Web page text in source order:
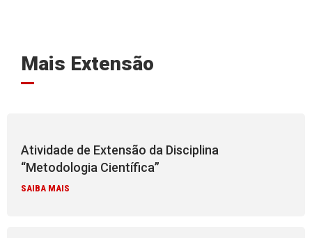
Mais Extensão
Atividade de Extensão da Disciplina
“Metodologia Científica”
SAIBA MAIS